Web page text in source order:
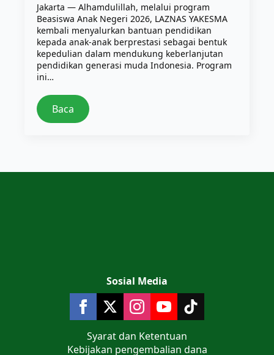
Jakarta — Alhamdulillah, melalui program
Beasiswa Anak Negeri 2026, LAZNAS YAKESMA
kembali menyalurkan bantuan pendidikan
kepada anak-anak berprestasi sebagai bentuk
kepedulian dalam mendukung keberlanjutan
pendidikan generasi muda Indonesia. Program
ini…
Baca
Sosial Media
Syarat dan Ketentuan
Kebijakan pengembalian dana